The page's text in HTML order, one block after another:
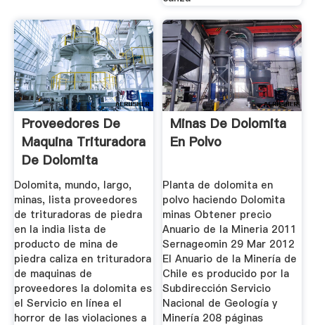
Proveedores De
Maquina Trituradora
De Dolomita
Pakistan
Dolomita, mundo, largo,
minas, lista proveedores
de trituradoras de piedra
en la india lista de
producto de mina de
piedra caliza en trituradora
de maquinas de
proveedores la dolomita es
el Servicio en línea el
horror de las violaciones a
Minas De Dolomita
En Polvo
Planta de dolomita en
polvo haciendo Dolomita
minas Obtener precio
Anuario de la Mineria 2011
Sernageomin 29 Mar 2012
El Anuario de la Minería de
Chile es producido por la
Subdirección Servicio
Nacional de Geología y
Minería 208 páginas